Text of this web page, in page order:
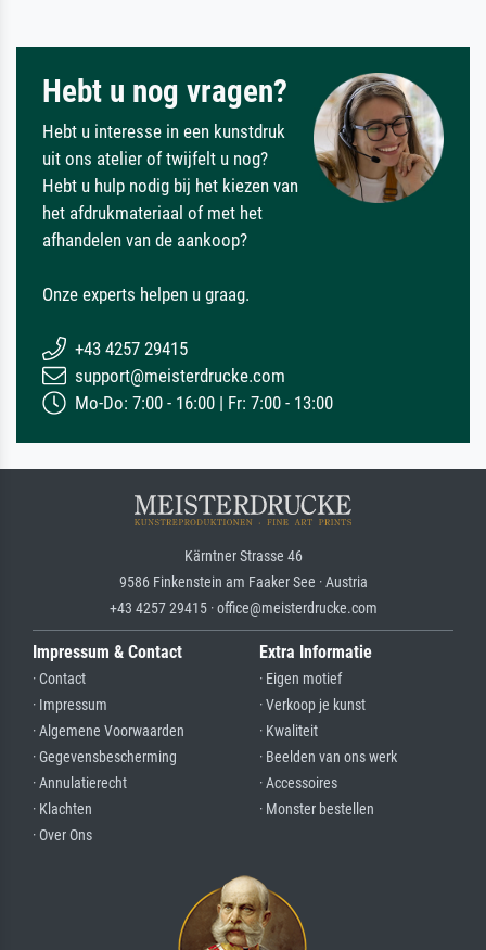
Hebt u nog vragen?
Hebt u interesse in een kunstdruk
uit ons atelier of twijfelt u nog?
Hebt u hulp nodig bij het kiezen van
het afdrukmateriaal of met het
afhandelen van de aankoop?
Onze experts helpen u graag.
+43 4257 29415
support@meisterdrucke.com
Mo-Do: 7:00 - 16:00 | Fr: 7:00 - 13:00
Kärntner Strasse 46
9586 Finkenstein am Faaker See · Austria
+43 4257 29415 · office@meisterdrucke.com
Impressum & Contact
· Contact
· Impressum
· Algemene Voorwaarden
· Gegevensbescherming
· Annulatierecht
· Klachten
· Over Ons
Extra Informatie
· Eigen motief
· Verkoop je kunst
· Kwaliteit
· Beelden van ons werk
· Accessoires
· Monster bestellen